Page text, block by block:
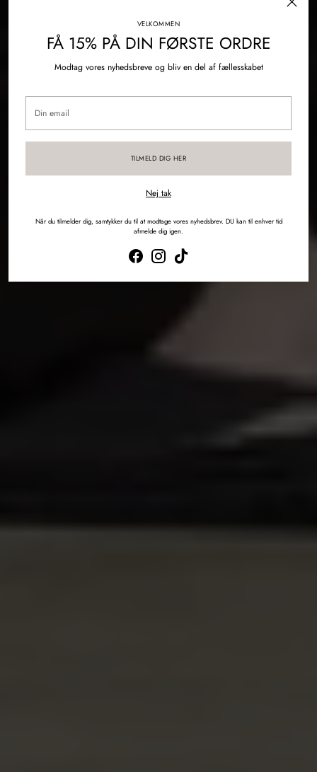
VELKOMMEN
FÅ 15% PÅ DIN FØRSTE ORDRE
Modtag vores nyhedsbreve og bliv en del af fællesskabet
email
TILMELD DIG HER
Nej tak
Når du tilmelder dig, samtykker du til at modtage vores nyhedsbrev. DU kan til enhver tid
afmelde dig igen.